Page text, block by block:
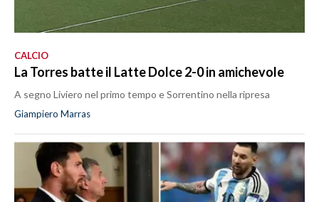
CALCIO
La Torres batte il Latte Dolce 2-0 in amichevole
A segno Liviero nel primo tempo e Sorrentino nella ripresa
Giampiero Marras